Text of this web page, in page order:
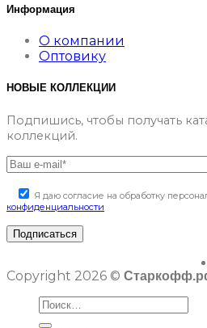
Информация
О компании
Оптовику
НОВЫЕ КОЛЛЕКЦИИ
Подпишись, чтобы получать
коллекций.
Я даю согласие на обработку
конфиденциальности
Copyright 2026 ©